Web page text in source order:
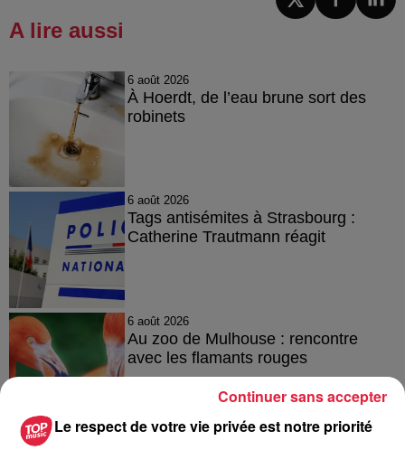
A lire aussi
6 août 2026
À Hoerdt, de l’eau brune sort des
robinets
6 août 2026
Tags antisémites à Strasbourg :
Catherine Trautmann réagit
6 août 2026
Au zoo de Mulhouse : rencontre
avec les flamants rouges
Le respect de votre vie privée est notre priorité
Continuer sans accepter